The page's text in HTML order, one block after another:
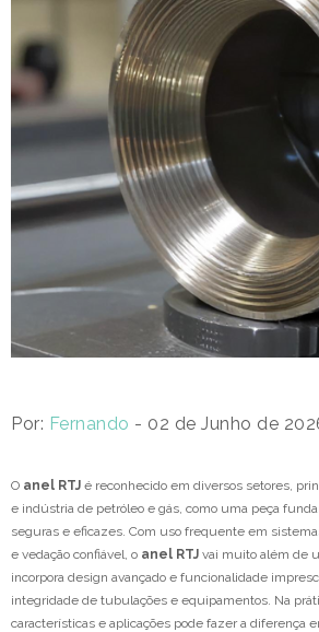
Por: Fernando - 02 de Junho de
O anel RTJ é reconhecido em diversos setores,
e indústria de petróleo e gás, como uma peça
seguras e eficazes. Com uso frequente em
e vedação confiável, o anel RTJ vai muito além de
incorpora design avançado e funcionalidade
integridade de tubulações e equipamentos. Na
características e aplicações pode fazer a diferença